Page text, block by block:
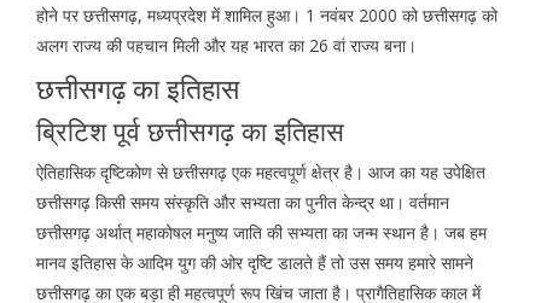
होने पर छत्तीसगढ़, मध्यप्रदेश में शामिल हुआ। 1 नवंबर 2000 को छत्तीसगढ़ को
अलग राज्य की पहचान मिली और यह भारत का 26 वां राज्य बना।
छत्तीसगढ़ का इतिहास
ब्रिटिश पूर्व छत्तीसगढ़ का इतिहास
ऐतिहासिक दृष्टिकोण से छत्तीसगढ़ एक महत्वपूर्ण क्षेत्र है। आज का यह उपेक्षित
छत्तीसगढ़ किसी समय संस्कृति और सभ्यता का पुनीत केन्द्र था। वर्तमान
छत्तीसगढ़ अर्थात् महाकोषल मनुष्य जाति की सभ्यता का जन्म स्थान है। जब हम
मानव इतिहास के आदिम युग की ओर दृष्टि डालते हैं तो उस समय हमारे सामने
छत्तीसगढ़ का एक बड़ा ही महत्वपूर्ण रूप खिंच जाता है। प्रागैतिहासिक काल में